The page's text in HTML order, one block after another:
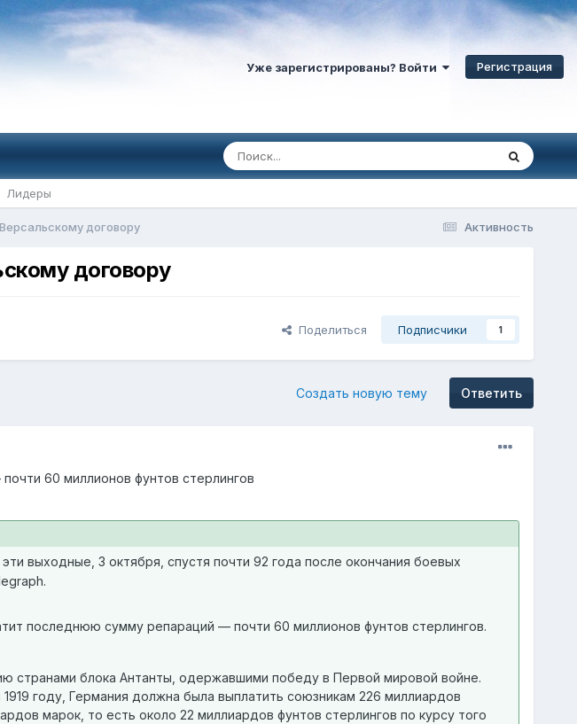
Уже зарегистрированы? Войти Регистрация
Лидеры
Активность
договору
договору
Поделиться Подписчики 1
Ответить
Создать новую тему
60 миллионов фунтов стерлингов
выходные, 3 октября, спустя почти 92 года после окончания боевых
последнюю сумму репараций — почти 60 миллионов фунтов стерлингов.
странами блока Антанты, одержавшими победу в Первой мировой войне.
году, Германия должна была выплатить союзникам 226 миллиардов
марок, то есть около 22 миллиардов фунтов стерлингов по курсу того